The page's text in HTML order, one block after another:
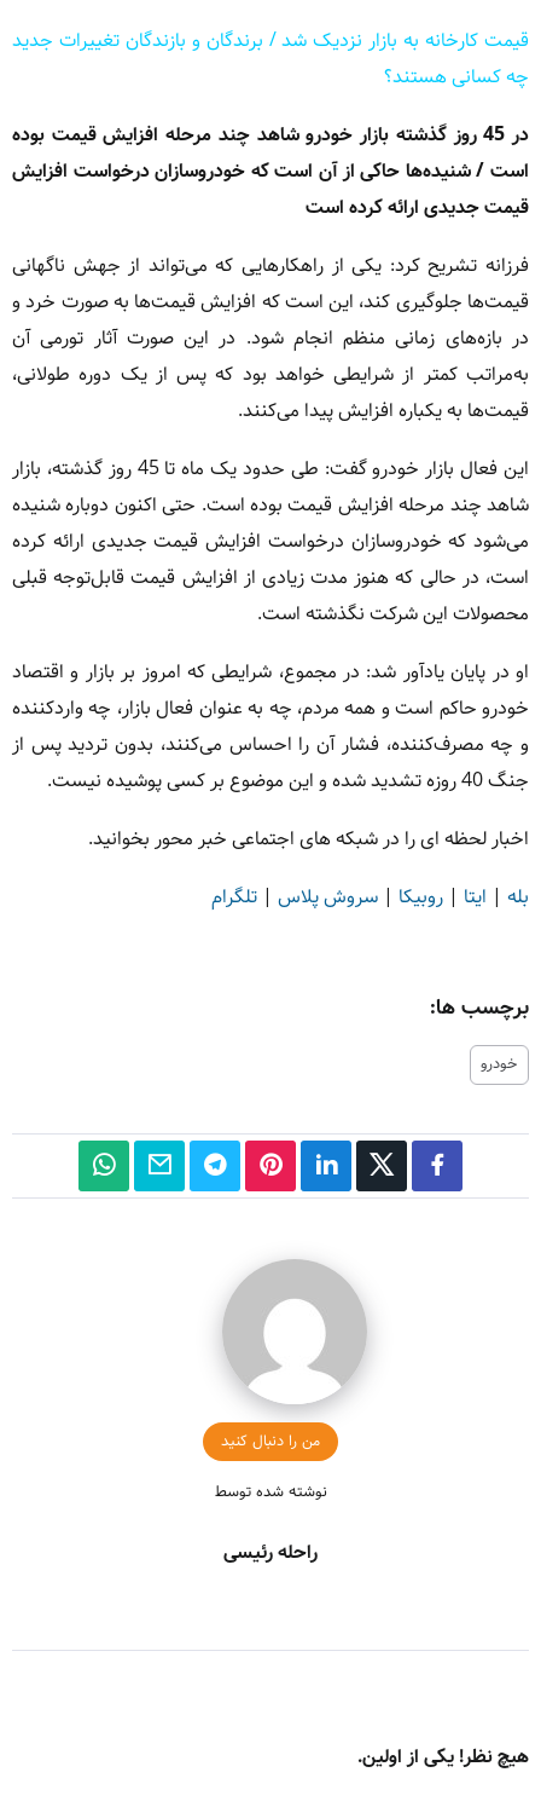
قیمت کارخانه به بازار نزدیک شد / برندگان و بازندگان تغییرات جدید
چه کسانی هستند؟
در 45 روز گذشته بازار خودرو شاهد چند مرحله افزایش قیمت بوده
است / شنیده‌ها حاکی از آن است که خودروسازان درخواست افزایش
قیمت جدیدی ارائه کرده است
فرزانه تشریح کرد: یکی از راهکارهایی که می‌تواند از جهش ناگهانی
قیمت‌ها جلوگیری کند، این است که افزایش قیمت‌ها به صورت خرد و
در بازه‌های زمانی منظم انجام شود. در این صورت آثار تورمی آن
به‌مراتب کمتر از شرایطی خواهد بود که پس از یک دوره طولانی،
قیمت‌ها به یکباره افزایش پیدا می‌کنند.
این فعال بازار خودرو گفت: طی حدود یک ماه تا 45 روز گذشته، بازار
شاهد چند مرحله افزایش قیمت بوده است. حتی اکنون دوباره شنیده
می‌شود که ‌خودروسازان درخواست افزایش قیمت جدیدی ارائه کرده
است، در حالی که هنوز مدت زیادی از افزایش قیمت قابل‌توجه قبلی
محصولات این شرکت نگذشته است.
او در پایان یادآور شد: در مجموع، شرایطی که امروز بر بازار و اقتصاد
خودرو حاکم است و همه مردم، چه به عنوان فعال بازار، چه واردکننده
و چه مصرف‌کننده، فشار آن را احساس می‌کنند، بدون تردید پس از
جنگ 40 روزه تشدید شده و این موضوع بر کسی پوشیده نیست.
اخبار لحظه ای را در شبکه های اجتماعی خبر محور بخوانید.
بله | ایتا | روبیکا | سروش پلاس | تلگرام
برچسب ها:
خودرو
من را دنبال کنید
نوشته شده توسط
راحله رئیسی
هیچ نظر! یکی از اولین.